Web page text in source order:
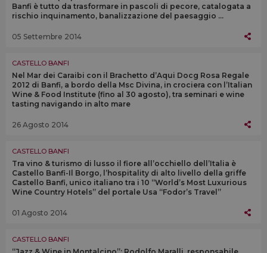
Banfi è tutto da trasformare in pascoli di pecore, catalogata a
rischio inquinamento, banalizzazione del paesaggio ...
05 Settembre 2014
CASTELLO BANFI
Nel Mar dei Caraibi con il Brachetto d’Aqui Docg Rosa Regale
2012 di Banfi, a bordo della Msc Divina, in crociera con l’Italian
Wine & Food Institute (fino al 30 agosto), tra seminari e wine
tasting navigando in alto mare
26 Agosto 2014
CASTELLO BANFI
Tra vino & turismo di lusso il fiore all’occhiello dell’Italia è
Castello Banfi-Il Borgo, l’hospitality di alto livello della griffe
Castello Banfi, unico italiano tra i 10 “World’s Most Luxurious
Wine Country Hotels” del portale Usa “Fodor’s Travel”
01 Agosto 2014
CASTELLO BANFI